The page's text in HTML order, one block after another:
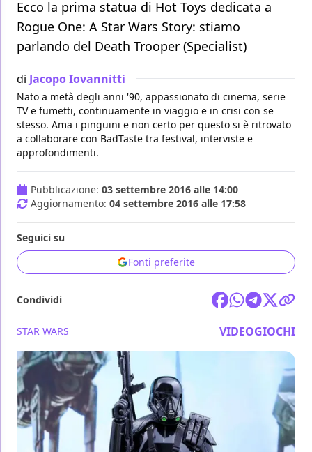
Ecco la prima statua di Hot Toys dedicata a
Rogue One: A Star Wars Story: stiamo
parlando del Death Trooper (Specialist)
di Jacopo Iovannitti
Nato a metà degli anni '90, appassionato di cinema, serie
TV e fumetti, continuamente in viaggio e in crisi con se
stesso. Ama i pinguini e non certo per questo si è ritrovato
a collaborare con BadTaste tra festival, interviste e
approfondimenti.
Pubblicazione: 03 settembre 2016 alle 14:00
Aggiornamento: 04 settembre 2016 alle 17:58
Seguici su
Fonti preferite
Condividi
STAR WARS VIDEOGIOCHI